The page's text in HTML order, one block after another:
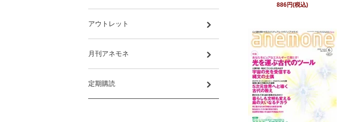
886円(税込)
アウトレット
月刊アネモネ
定期購読